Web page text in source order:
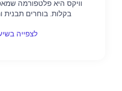
וויקס היא פלטפורמה
בקלות. בוחרים תבנית
לצפייה